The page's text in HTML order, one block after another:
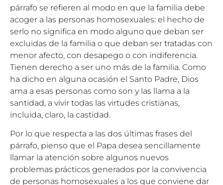
párrafo se refieren al modo en que la familia debe
acoger a las personas homosexuales: el hecho de
serlo no significa en modo alguno que deban ser
excluidas de la familia o que deban ser tratadas con
menor afecto, con desapego o con indiferencia.
Tienen derecho a ser uno más de la familia. Como
ha dicho en alguna ocasión el Santo Padre, Dios
ama a esas personas como son y las llama a la
santidad, a vivir todas las virtudes cristianas,
incluida, claro, la castidad.
Por lo que respecta a las dos últimas frases del
párrafo, pienso que el Papa desea sencillamente
llamar la atención sobre algunos nuevos
problemas prácticos generados por la convivencia
de personas homosexuales a los que conviene dar